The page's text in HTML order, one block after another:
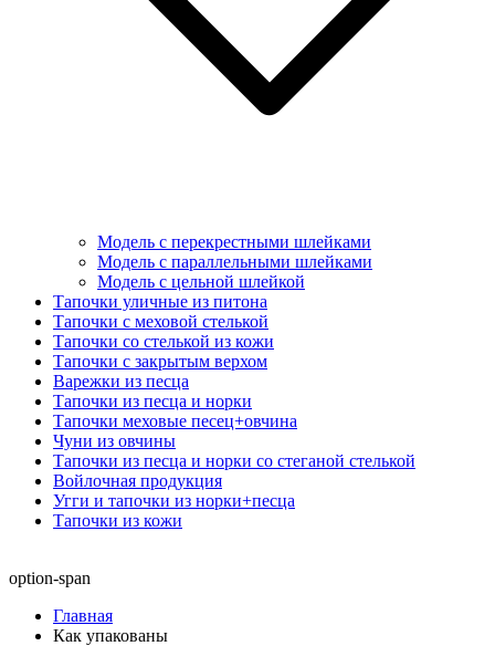
Модель с перекрестными шлейками
Модель с параллельными шлейками
Модель с цельной шлейкой
Тапочки уличные из питона
Тапочки с меховой стелькой
Тапочки со стелькой из кожи
Тапочки с закрытым верхом
Варежки из песца
Тапочки из песца и норки
Тапочки меховые песец+овчина
Чуни из овчины
Тапочки из песца и норки со стеганой стелькой
Войлочная продукция
Угги и тапочки из норки+песца
Тапочки из кожи
option-span
Главная
Как упакованы